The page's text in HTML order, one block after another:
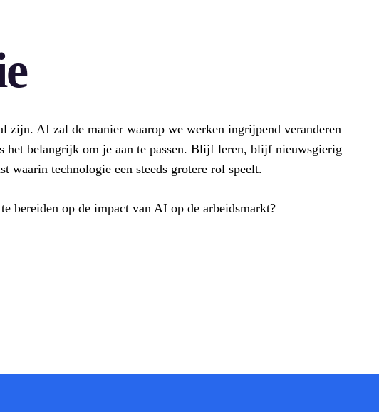
zijn. AI zal de manier waarop we werken ingrijpend veranderen
het belangrijk om je aan te passen. Blijf leren, blijf nieuwsgierig
waarin technologie een steeds grotere rol speelt.
bereiden op de impact van AI op de arbeidsmarkt?